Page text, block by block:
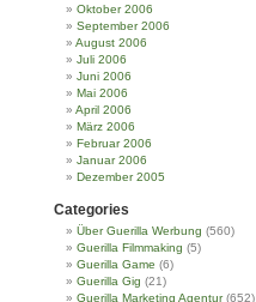
Oktober 2006
September 2006
August 2006
Juli 2006
Juni 2006
Mai 2006
April 2006
März 2006
Februar 2006
Januar 2006
Dezember 2005
Categories
Über Guerilla Werbung (560)
Guerilla Filmmaking (5)
Guerilla Game (6)
Guerilla Gig (21)
Guerilla Marketing Agentur(652)